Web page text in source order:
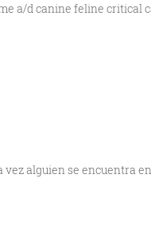
a/d canine feline critical
alguien se encuentra